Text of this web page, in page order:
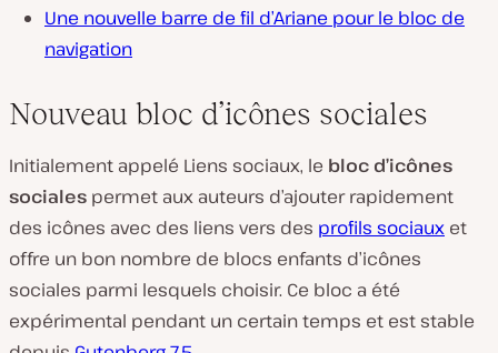
Une nouvelle barre de fil d’Ariane pour le bloc de
navigation
Nouveau bloc d’icônes sociales
Initialement appelé Liens sociaux, le bloc d’icônes
sociales permet aux auteurs d’ajouter rapidement
des icônes avec des liens vers des profils sociaux et
offre un bon nombre de blocs enfants d’icônes
sociales parmi lesquels choisir. Ce bloc a été
expérimental pendant un certain temps et est stable